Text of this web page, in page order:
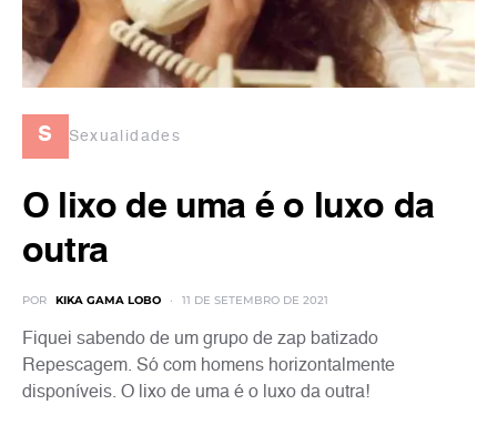
s Sexualidades
O lixo de uma é o luxo da
outra
POR KIKA GAMA LOBO 11 DE SETEMBRO DE 2021
Fiquei sabendo de um grupo de zap batizado
Repescagem. Só com homens horizontalmente
disponíveis. O lixo de uma é o luxo da outra!